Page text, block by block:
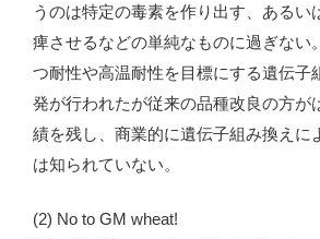
うのは特定の毒素を作り出す、あるい
痺させるなどの単純なものに過ぎない
つ耐性や高温耐性を目標にする遺伝子
発が行われたが従来の品種改良の方が
績を残し、商業的に遺伝子組み換えに
は知られていない。
(2) No to GM wheat!